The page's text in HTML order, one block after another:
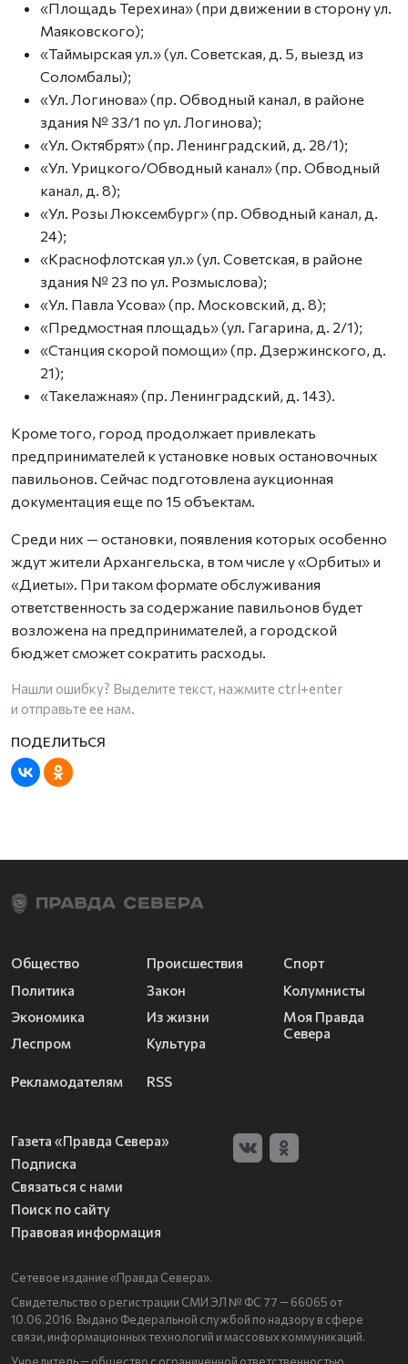
«Площадь Терехина» (при движении в сторону ул.
Маяковского);
«Таймырская ул.» (ул. Советская, д. 5, выезд из
Соломбалы);
«Ул. Логинова» (пр. Обводный канал, в районе
здания № 33/1 по ул. Логинова);
«Ул. Октябрят» (пр. Ленинградский, д. 28/1);
«Ул. Урицкого/Обводный канал» (пр. Обводный
канал, д. 8);
«Ул. Розы Люксембург» (пр. Обводный канал, д.
24);
«Краснофлотская ул.» (ул. Советская, в районе
здания № 23 по ул. Розмыслова);
«Ул. Павла Усова» (пр. Московский, д. 8);
«Предмостная площадь» (ул. Гагарина, д. 2/1);
«Станция скорой помощи» (пр. Дзержинского, д.
21);
«Такелажная» (пр. Ленинградский, д. 143).
Кроме того, город продолжает привлекать
предпринимателей к установке новых остановочных
павильонов. Сейчас подготовлена аукционная
документация еще по 15 объектам.
Среди них — остановки, появления которых особенно
ждут жители Архангельска, в том числе у «Орбиты» и
«Диеты». При таком формате обслуживания
ответственность за содержание павильонов будет
возложена на предпринимателей, а городской
бюджет сможет сократить расходы.
Нашли ошибку? Выделите текст, нажмите ctrl+enter
и отправьте ее нам.
Общество
Политика
Экономика
Леспром
Происшествия
Закон
Из жизни
Культура
Спорт
Колумнисты
Моя Правда
Севера
Рекламодателям RSS
Газета «Правда Севера»
Подписка
Связаться с нами
Поиск по сайту
Правовая информация
Сетевое издание «Правда Севера».
Свидетельство о регистрации СМИ ЭЛ № ФС 77 — 66065 от
10.06.2016. Выдано Федеральной службой по надзору в сфере
связи, информационных технологий и массовых коммуникаций.